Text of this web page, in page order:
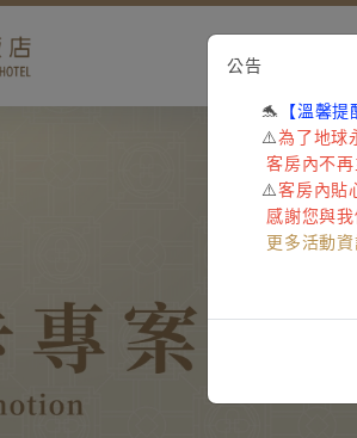
公告
🐬 【溫馨提
⚠️為了地球
客房內不
⚠️客房內貼
感謝您與我
更多活動